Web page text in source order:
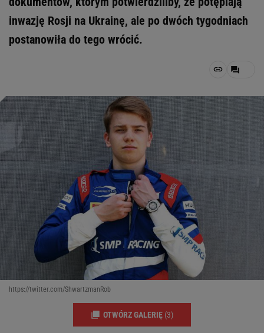
inwazję Rosji na Ukrainę, ale po dwóch tygodniach
postanowiła do tego wrócić.
https://twitter.com/ShwartzmanRob
OTWÓRZ GALERIĘ (3)